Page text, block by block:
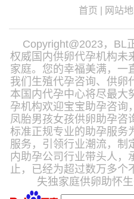
首页 网站
Copyright@2023，BL
权威国内供卵代孕机构未
家庭。您的幸福美满，一
我们生殖代孕咨询、供卵
本国内代孕中心将尽最大
孕机构欢迎宝宝助孕咨询
凤胎男孩女孩供卵助孕咨
标准正规专业的助孕服务
服务，引领行业潮流，制
内助孕公司行业带头人，
止，已经为超过数万多个
失独家庭供卵助怀